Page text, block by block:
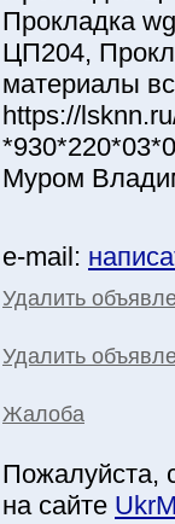
Прокладка
ЦП204,
материалы
https://
Муром
e-mail:
Удалить
Удалить
Жалоба
Пожалуйста,
на сайте